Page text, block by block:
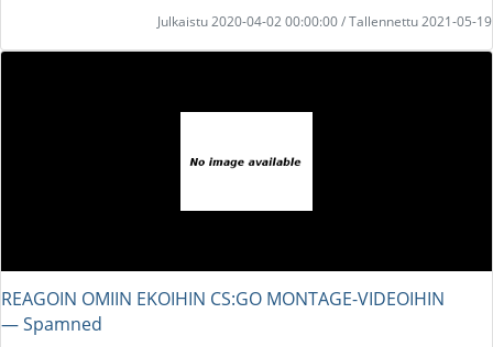
Julkaistu 2020-04-02 00:00:00 / Tallennettu 2021-05-19
REAGOIN OMIIN EKOIHIN CS:GO MONTAGE-VIDEOIHIN
― Spamned